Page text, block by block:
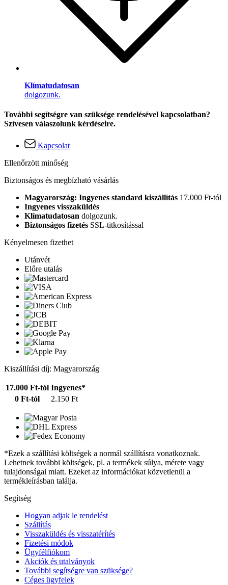
Klímatudatosan
dolgozunk.
További segítségre van szüksége rendelésével kapcsolatban?
Szívesen válaszolunk kérdéseire.
Kapcsolat
Ellenőrzött minőség
Biztonságos és megbízható vásárlás
Magyarország: Ingyenes standard kiszállítás 17.000 Ft-tól
Ingyenes visszaküldés
Klímatudatosan dolgozunk.
Biztonságos fizetés SSL-titkosítással
Kényelmesen fizethet
Utánvét
Előre utalás
Kiszállítási díj: Magyarország
17.000 Ft-tól Ingyenes*
0 Ft-tól
2.150 Ft
*Ezek a szállítási költségek a normál szállításra vonatkoznak.
Lehetnek további költségek, pl. a termékek súlya, mérete vagy
tulajdonságai miatt. Ezeket az információkat közvetlenül a
termékleírásban találja.
Segítség
Hogyan adjak le rendelést
Szállítás
Visszaküldés és visszatérítés
Fizetési módok
Ügyfélfiókom
Akciók és utalványok
További segítségre van szüksége?
Céges ügyfelek